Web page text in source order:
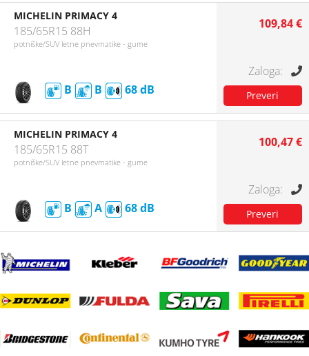
MICHELIN PRIMACY 4
185/65R15 88H
potniške/SUV letne pnevmatike - gume
B B 68
109,84 €
MICHELIN PRIMACY 4
185/65R15 88T
potniške/SUV letne pnevmatike - gume
B A 68
100,47 €